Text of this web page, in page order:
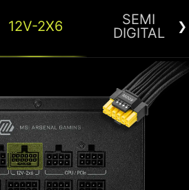
12V-2X6
SEMI
DIGITAL
數位
IC 控制 PFC 和 LLC，大幅
構可動態調整管理，提供更穩
效的電力輸出。
認證
對整體功耗有著重要影響。
效率的可靠指標，確保電源
的同時，提供更高效的運作表
現